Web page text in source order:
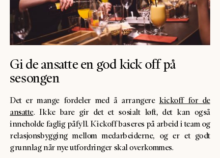
Gi de ansatte en god kick off på
sesongen
Det er mange fordeler med å arrangere kickoff for de
ansatte. Ikke bare gir det et sosialt løft, det kan også
inneholde faglig påfyll. Kickoff baseres på arbeid i team og
relasjonsbygging mellom medarbeiderne, og er et godt
grunnlag når nye utfordringer skal overkommes.